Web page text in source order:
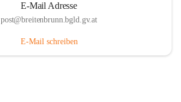
E-Mail Adresse
post@breitenbrunn.bgld.gv.at
E-Mail schreiben